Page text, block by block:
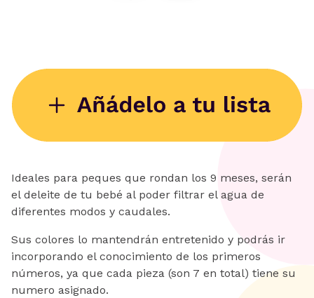
Ideales para peques que rondan los 9 meses, serán
el deleite de tu bebé al poder filtrar el agua de
diferentes modos y caudales.
Sus colores lo mantendrán entretenido y podrás ir
incorporando el conocimiento de los primeros
números, ya que cada pieza (son 7 en total) tiene su
numero asignado.